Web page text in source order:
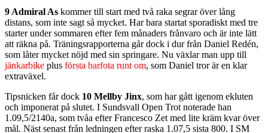
9 Admiral As kommer till start med två raka segrar över lång
distans, som inte sagt så mycket. Har bara startat sporadiskt med tre
starter under sommaren efter fem månaders frånvaro och är inte lätt
att räkna på. Träningsrapporterna går dock i dur från Daniel Redén,
som låter mycket nöjd med sin springare. Nu växlar man upp till
jänkarbike plus första barfota runt om, som Daniel tror är en klar
extraväxel.
Tipsnicken får dock 10 Mellby Jinx, som har gått igenom ekluten
och imponerat på slutet. I Sundsvall Open Trot noterade han
1.09,5/2140a, som tvåa efter Francesco Zet med lite kräm kvar över
mål. Näst senast från ledningen efter raska 1.07,5 sista 800. I SM